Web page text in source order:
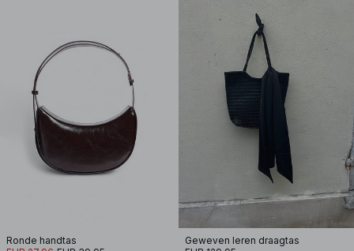
Ronde handtas
Geweven leren draagtas